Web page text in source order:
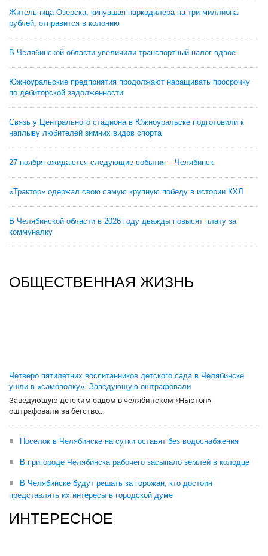
Жительница Озерска, кинувшая наркодилера на три миллиона
рублей, отправится в колонию
В Челябинской области увеличили транспортный налог вдвое
Южноуральские предприятия продолжают наращивать просрочку
по дебиторской задолженности
Связь у Центрального стадиона в Южноуральске подготовили к
наплыву любителей зимних видов спорта
27 ноября ожидаются следующие события – Челябинск
«Трактор» одержал свою самую крупную победу в истории КХЛ
В Челябинской области в 2026 году дважды повысят плату за
коммуналку
ОБЩЕСТВЕННАЯ ЖИЗНЬ
Четверо пятилетних воспитанников детского сада в Челябинске
ушли в «самоволку». Заведующую оштрафовали
Заведующую детским садом в челябинском «Ньютон»
оштрафовали за бегство...
Поселок в Челябинске на сутки оставят без водоснабжения
В пригороде Челябинска рабочего засыпало землей в колодце
В Челябинске будут решать за горожан, кто достоин
представлять их интересы в городской думе
ИНТЕРЕСНОЕ